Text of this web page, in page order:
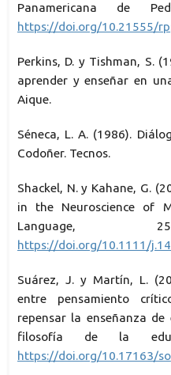
Panamericana de
https://doi.org/10.21555/
Perkins, D. y Tishman, S.
aprender y enseñar en
Aique.
Séneca, L. A. (1986).
Codoñer. Tecnos.
Shackel, N. y Kahane, G.
in the Neuroscience of
Language,
https://doi.org/10.1111/
Suárez, J. y Martín, L.
entre pensamiento
repensar la enseñanza de
filosofía de la
https://doi.org/10.17163/